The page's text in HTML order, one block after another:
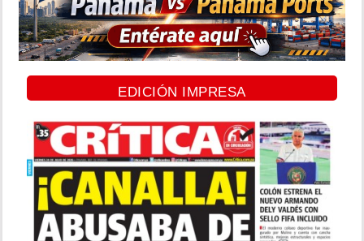
EDICIÓN IMPRESA